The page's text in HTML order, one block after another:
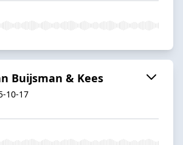
Buijsman & Kees
10-17